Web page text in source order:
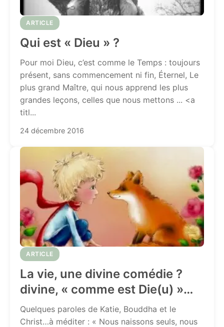
ARTICLE
Qui est « Dieu » ?
Pour moi Dieu, c’est comme le Temps : toujours
présent, sans commencement ni fin, Éternel, Le
plus grand Maître, qui nous apprend les plus
grandes leçons, celles que nous mettons ... <a
titl...
24 décembre 2016
ARTICLE
La vie, une divine comédie ?
divine, « comme est Die(u) »…
Quelques paroles de Katie, Bouddha et le
Christ…à méditer : « Nous naissons seuls, nous